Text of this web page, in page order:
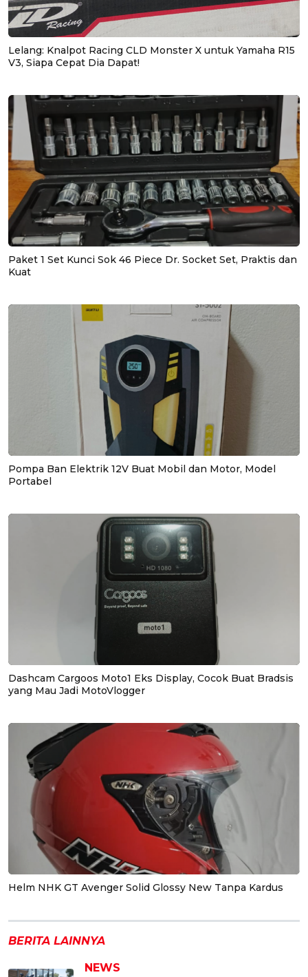
Lelang: Knalpot Racing CLD Monster X untuk Yamaha R15
V3, Siapa Cepat Dia Dapat!
Paket 1 Set Kunci Sok 46 Piece Dr. Socket Set, Praktis dan
Kuat
Pompa Ban Elektrik 12V Buat Mobil dan Motor, Model
Portabel
Dashcam Cargoos Moto1 Eks Display, Cocok Buat Bradsis
yang Mau Jadi MotoVlogger
Helm NHK GT Avenger Solid Glossy New Tanpa Kardus
BERITA LAINNYA
NEWS